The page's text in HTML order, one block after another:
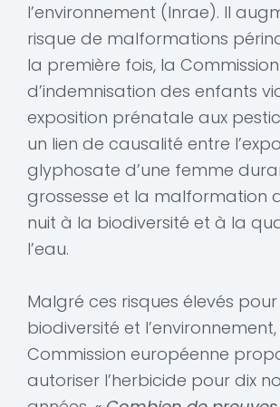
l’environnement (Inrae). Il
risque de malformations
la première fois, la Commission
d’indemnisation des enfants
exposition prénatale aux
un lien de causalité entre
glyphosate d’une femme
grossesse et la malformation
nuit à la biodiversité et à la
l’eau.
Malgré ces risques élevés
biodiversité et
Commission européenne
autoriser l’herbicide pour dix